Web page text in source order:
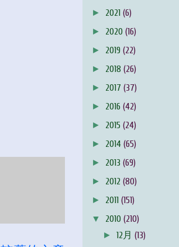
► 2021 (6)
► 2020 (16)
► 2019 (22)
► 2018 (26)
► 2017 (37)
► 2016 (42)
► 2015 (24)
► 2014 (65)
► 2013 (69)
► 2012 (80)
► 2011 (151)
▼ 2010 (210)
►12月(13)